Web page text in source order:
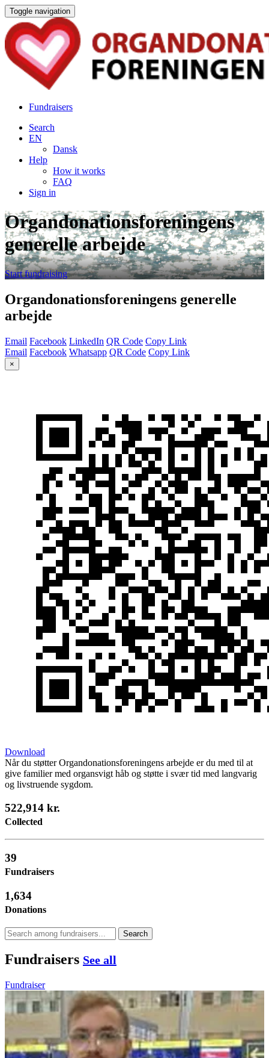
Toggle navigation
Fundraisers
Search
EN
Dansk
Help
How it works
FAQ
Sign in
Organdonationsforeningens
generelle arbejde
Start fundraising
Organdonationsforeningens generelle
arbejde
Email Facebook LinkedIn QR Code Copy Link
Email Facebook Whatsapp QR Code Copy Link
×
Download
Når du støtter Organdonationsforeningens arbejde er du med til at
give familier med organsvigt håb og støtte i svær tid med langvarig
og livstruende sygdom.
522,914 kr.
Collected
39
Fundraisers
1,634
Donations
Search
Fundraisers See all
Fundraiser